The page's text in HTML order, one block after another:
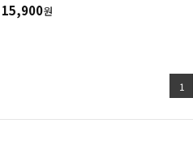
15,900원
1